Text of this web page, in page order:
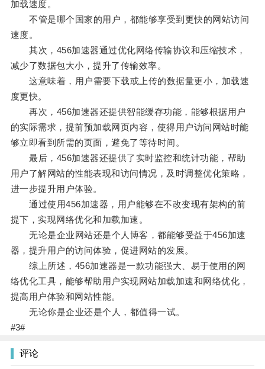
加载速度。
不管是哪个国家的用户，都能够享受到更快的网站访问
速度。
其次，456加速器通过优化网络传输协议和压缩技术，
减少了数据包大小，提升了传输效率。
这意味着，用户需要下载或上传的数据量更小，加载速
度更快。
再次，456加速器还提供智能缓存功能，能够根据用户
的实际需求，提前预加载网页内容，使得用户访问网站时能
够立即看到所需的页面，避免了等待时间。
最后，456加速器还提供了实时监控和统计功能，帮助
用户了解网站的性能表现和访问情况，及时调整优化策略，
进一步提升用户体验。
通过使用456加速器，用户能够在不改变现有架构的前
提下，实现网络优化和加载加速。
无论是企业网站还是个人博客，都能够受益于456加速
器，提升用户的访问体验，促进网站的发展。
综上所述，456加速器是一款功能强大、易于使用的网
络优化工具，能够帮助用户实现网站加载加速和网络优化，
提高用户体验和网站性能。
无论你是企业还是个人，都值得一试。
#3#
评论